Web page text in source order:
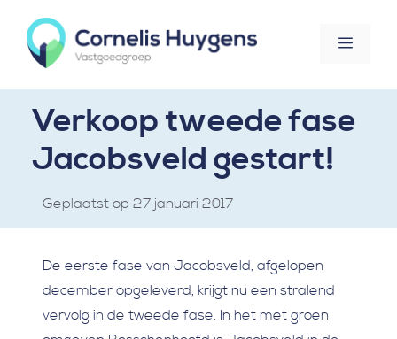
naar
Menu
Verkoop tweede fase
Jacobsveld gestart!
27 januari 2017
De eerste fase van Jacobsveld, afgelopen
december opgeleverd, krijgt nu een stralend
vervolg in de tweede fase. In het met groen